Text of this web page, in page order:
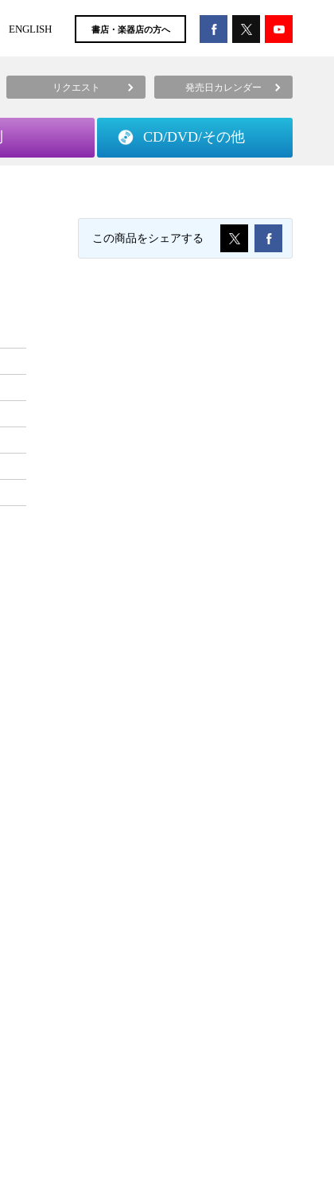
ENGLISH 書店・楽器店の方へ
リクエスト 発売日カレンダー
CD/DVD/その他
この商品をシェアする